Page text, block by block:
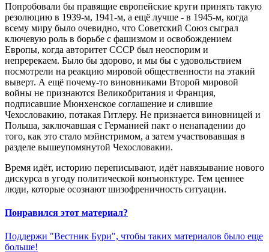
Попробовали бы правящие европейские круги принять такую
резолюцию в 1939-м, 1941-м, а ещё лучше - в 1945-м, когда
всему миру было очевидно, что Советский Союз сыграл
ключевую роль в борьбе с фашизмом и освобождением
Европы, когда авторитет СССР был неоспорим и
непререкаем. Было бы здорово, и мы бы с удовольствием
посмотрели на реакцию мировой общественности на этакий
выверт. А ещё почему-то виновниками Второй мировой
войны не признаются Великобритания и Франция,
подписавшие Мюнхенское соглашение и слившие
Чехословакию, потакая Гитлеру. Не признается виновницей и
Польша, заключавшая с Германией пакт о ненападении до
того, как это стало мэйнстримом, а затем участвовавшая в
разделе вышеупомянутой Чехословакии.
Время идёт, историю переписывают, идёт навязывание нового
дискурса в угоду политической конъюнктуре. Тем ценнее
люди, которые осознают шизофреничность ситуации.
Понравился этот материал?
Поддержи "Вестник Бури", чтобы таких материалов было еще
больше!